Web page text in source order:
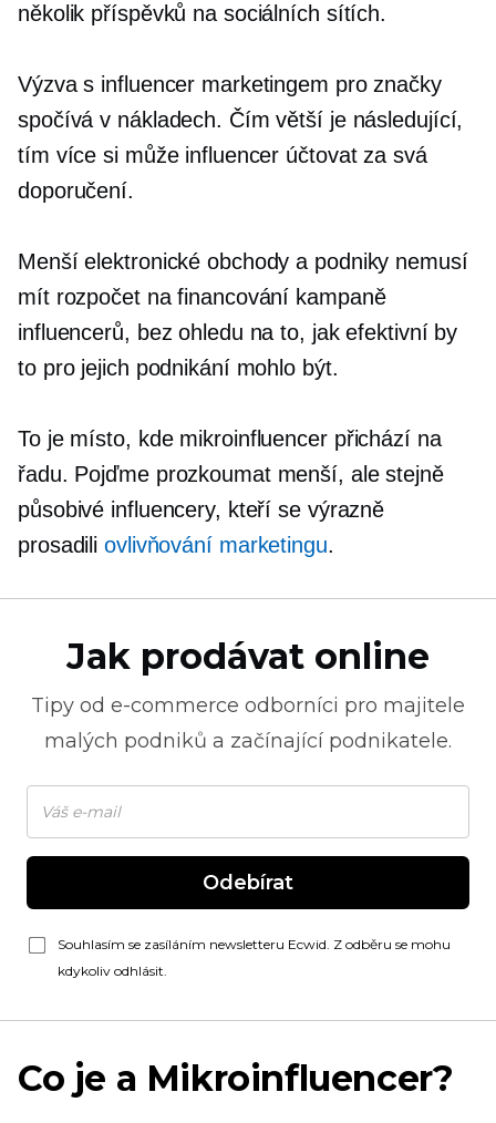
několik příspěvků na sociálních sítích.
Výzva s influencer marketingem pro značky
spočívá v nákladech. Čím větší je následující,
tím více si může influencer účtovat za svá
doporučení.
Menší elektronické obchody a podniky nemusí
mít rozpočet na financování kampaně
influencerů, bez ohledu na to, jak efektivní by
to pro jejich podnikání mohlo být.
To je místo, kde mikroinfluencerpřichází na
řadu. Pojďme prozkoumat menší, ale stejně
působivé influencery, kteří se výrazně
prosadiliovlivňování marketingu.
Jak prodávat online
Tipy od e-commerce odborníci pro majitele
malých podniků a začínající podnikatele.
Odebírat
Souhlasím se zasíláním newsletteru Ecwid. Z odběru se mohu
kdykoliv odhlásit.
Co je a Mikroinfluencer?